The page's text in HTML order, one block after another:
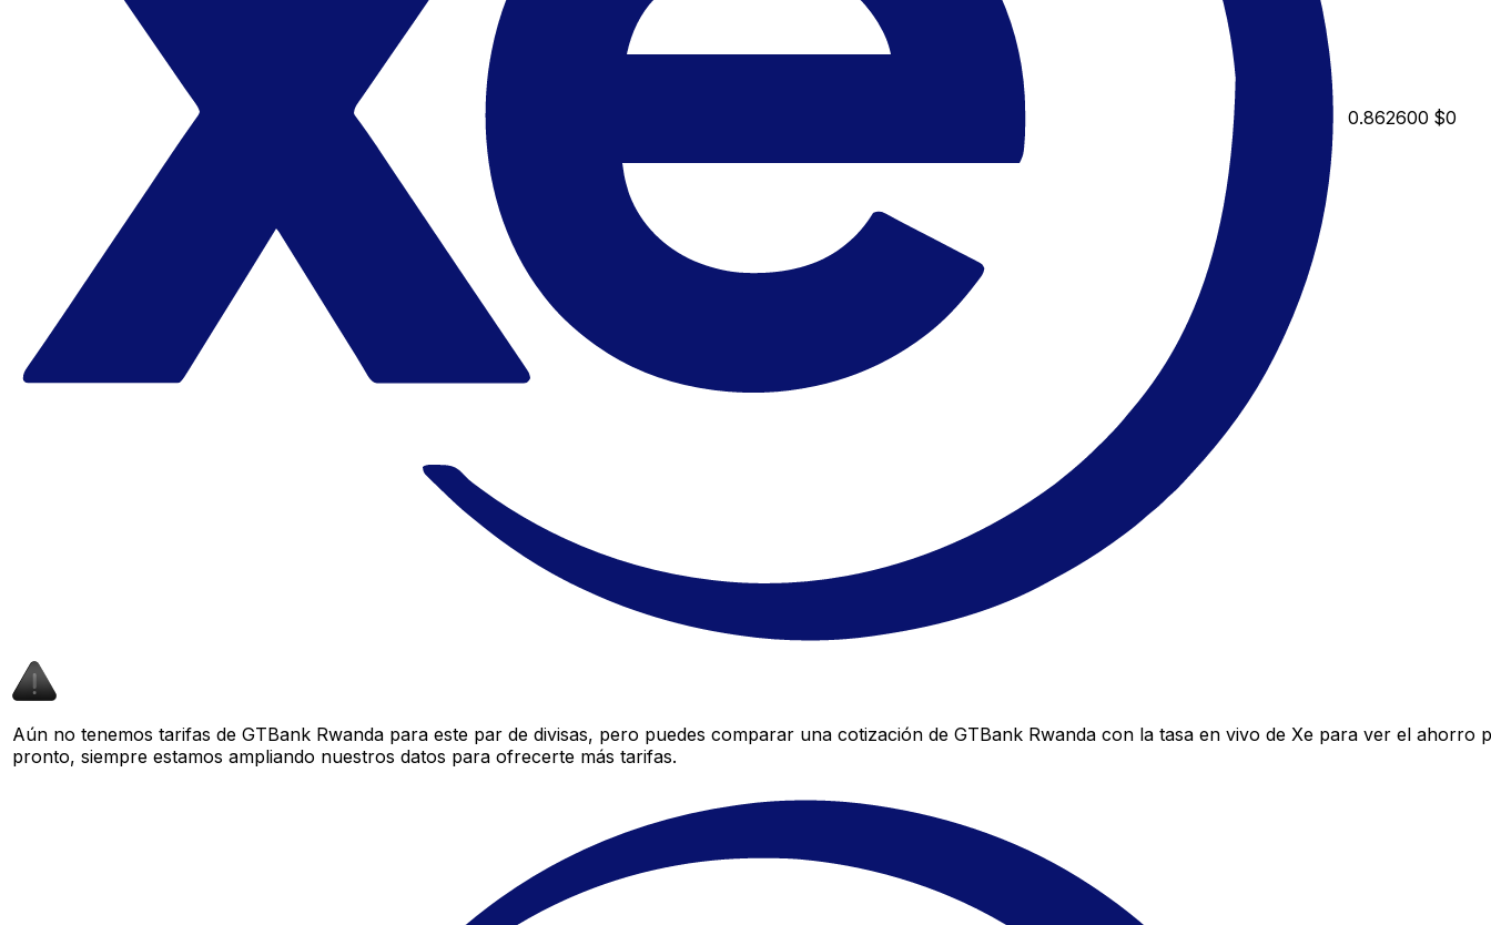
0.862600 $0
Aún no tenemos tarifas de GTBank Rwanda para este par de divisas, pero puedes comparar una cotización de GTBank Rwanda con la tasa en vivo de Xe para ver el ahorro
pronto, siempre estamos ampliando nuestros datos para ofrecerte más tarifas.